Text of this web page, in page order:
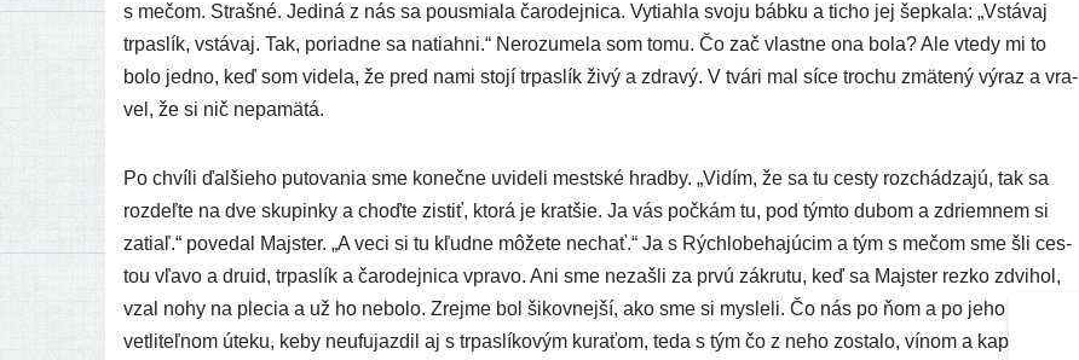
s mečom. Strašné. Jediná z nás sa pous­mia­la čaro­dej­ni­ca. Vytiahla svo­ju báb­ku a ticho jej šep­ka­la: „Vstávaj
trpas­lík, vstá­vaj. Tak, poriad­ne sa natiah­ni.“ Nerozumela som tomu. Čo zač vlast­ne ona bola? Ale vte­dy mi to
bolo jed­no, keď som vide­la, že pred nami sto­jí trpas­lík živý a zdra­vý. V tvá­ri mal síce tro­chu zmä­te­ný výraz a vra­
vel, že si nič nepamätá.
Po chví­li ďal­šie­ho puto­va­nia sme koneč­ne uvi­de­li mest­ské hrad­by. „Vidím, že sa tu ces­ty roz­chá­dza­jú, tak sa
roz­deľ­te na dve sku­pin­ky a choď­te zis­tiť, kto­rá je krat­šie. Ja vás počkám tu, pod tým­to dubom a zdriem­nem si
zatiaľ.“ pove­dal Majster. „A veci si tu kľud­ne môže­te nechať.“ Ja s Rýchlobehajúcim a tým s mečom sme šli ces­
tou vľa­vo a dru­id, trpas­lík a čaro­dej­ni­ca vpra­vo. Ani sme nezaš­li za prvú zákru­tu, keď sa Majster rez­ko zdvi­hol,
vzal nohy na ple­cia a už ho nebo­lo. Zrejme bol šikov­nej­ší, ako sme si mys­le­li. Čo nás po ňom a po jeho nevys­
vet­li­teľ­nom úte­ku, keby neufu­jaz­dil aj s trpas­lí­ko­vým kura­ťom, teda s tým čo z neho zosta­lo, vínom a kap­sou?